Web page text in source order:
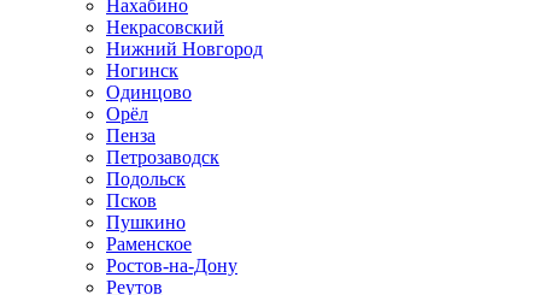
Нахабино
Некрасовский
Нижний Новгород
Ногинск
Одинцово
Орёл
Пенза
Петрозаводск
Подольск
Псков
Пушкино
Раменское
Ростов-на-Дону
Реутов